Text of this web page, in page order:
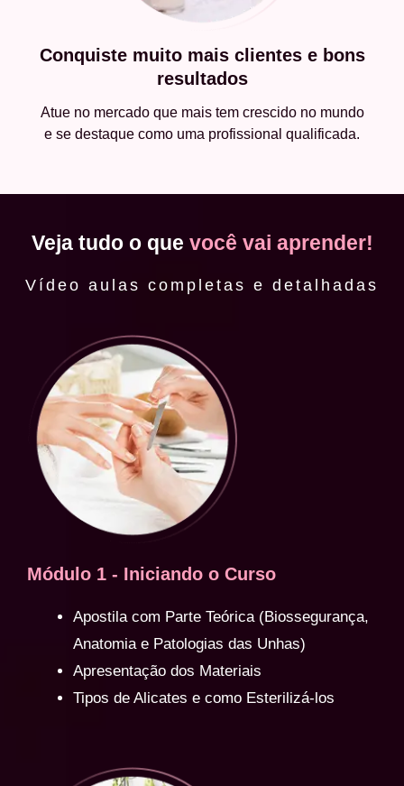
Conquiste muito mais clientes e bons
resultados
Atue no mercado que mais tem crescido no mundo
e se destaque como uma profissional qualificada.
Veja tudo o que você vai aprender!
Vídeo aulas completas e detalhadas
Módulo 1 - Iniciando o Curso
Apostila com Parte Teórica (Biossegurança,
Anatomia e Patologias das Unhas)
Apresentação dos Materiais
Tipos de Alicates e como Esterilizá-los